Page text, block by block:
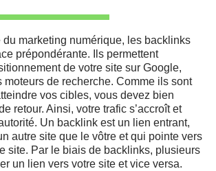
du marketing numérique, les backlinks
prépondérante. Ils permettent
de votre site sur Google,
moteurs de recherche. Comme ils sont
vos cibles, vous devez bien
retour. Ainsi, votre trafic s’accroît et
Un backlink est un lien entrant,
autre site que le vôtre et qui pointe vers
site. Par le biais de backlinks, plusieurs
un lien vers votre site et vice versa.